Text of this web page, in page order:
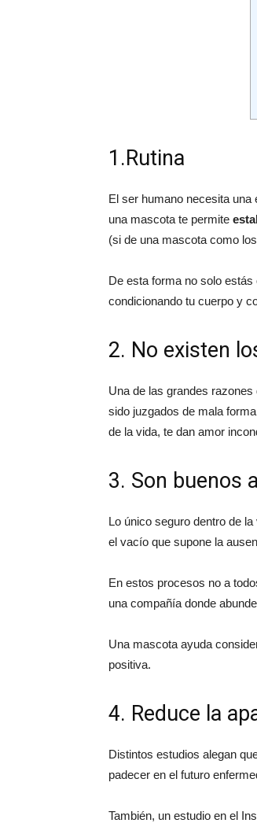
1.Rutina
El ser humano necesita
una mascota te permite
(si de una mascota como
De esta forma no solo
condicionando tu cuerpo y
2. No existen
Una de las grandes
sido juzgados de mala
de la vida, te dan amor
3. Son buenos
Lo único seguro dentro de
el vacío que supone la
En estos procesos no a
una compañía donde
Una mascota ayuda
positiva.
4. Reduce la
Distintos estudios alegan
padecer en el futuro
También, un estudio en el